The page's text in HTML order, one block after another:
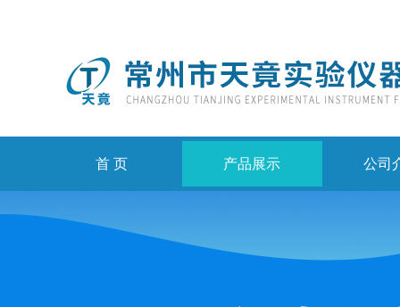
首 页 产品展示 公司